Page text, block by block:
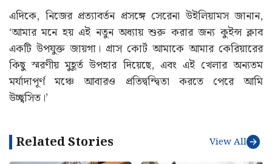
এদিকে, নিজের প্রত্যাবর্তন প্রসঙ্গে সেরেনা উইলিয়ামস জানান,
‘আমার মনে হয় এই নতুন অধ্যায় শুরু করার জন্য কুইন্স ক্লাব
একটি উপযুক্ত জায়গা। গ্রাস কোর্ট আমাকে আমার কেরিয়ারের
কিছু স্মরণীয় মুহূর্ত উপহার দিয়েছে, এবং এই খেলার অন্যতম
মর্যাদাপূর্ণ মঞ্চে আবারও প্রতিদ্বন্দ্বিতা করতে পেরে আমি
উচ্ছ্বসিত।’
Related Stories View All